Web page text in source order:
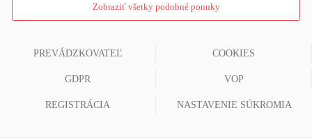
Zobraziť všetky podobné ponuky
PREVÁDZKOVATEĽ COOKIES
GDPR VOP
REGISTRÁCIA NASTAVENIE SÚKROMIA